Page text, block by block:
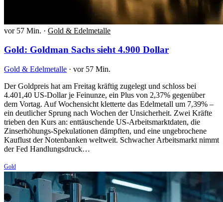
vor 57 Min. · Gold & Edelmetalle
Gold: Goldman Sachs sieht 4.900 Dollar
Gold & Edelmetalle · vor 57 Min.
Der Goldpreis hat am Freitag kräftig zugelegt und schloss bei
4.401,40 US-Dollar je Feinunze, ein Plus von 2,37% gegenüber
dem Vortag. Auf Wochensicht kletterte das Edelmetall um 7,39% –
ein deutlicher Sprung nach Wochen der Unsicherheit. Zwei Kräfte
trieben den Kurs an: enttäuschende US-Arbeitsmarktdaten, die
Zinserhöhungs-Spekulationen dämpften, und eine ungebrochene
Kauflust der Notenbanken weltweit. Schwacher Arbeitsmarkt nimmt
der Fed Handlungsdruck…
Gold